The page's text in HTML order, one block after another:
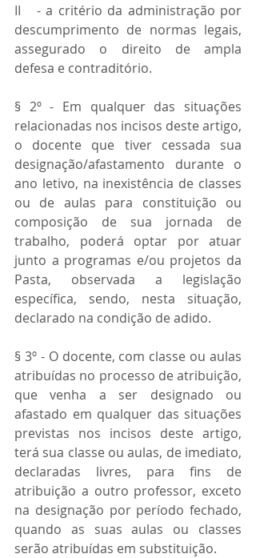
II   - a critério da administração por
descumprimento de normas legais,
assegurado o direito de ampla
defesa e contraditório.
§ 2º - Em qualquer das situações
relacionadas nos incisos deste artigo,
o docente que tiver cessada sua
designação/afastamento durante o
ano letivo, na inexistência de classes
ou de aulas para constituição ou
composição de sua jornada de
trabalho, poderá optar por atuar
junto a programas e/ou projetos da
Pasta, observada a legislação
específica, sendo, nesta situação,
declarado na condição de adido.
§ 3º - O docente, com classe ou aulas
atribuídas no processo de atribuição,
que venha a ser designado ou
afastado em qualquer das situações
previstas nos incisos deste artigo,
terá sua classe ou aulas, de imediato,
declaradas livres, para fins de
atribuição a outro professor, exceto
na designação por período fechado,
quando as suas aulas ou classes
serão atribuídas em substituição.